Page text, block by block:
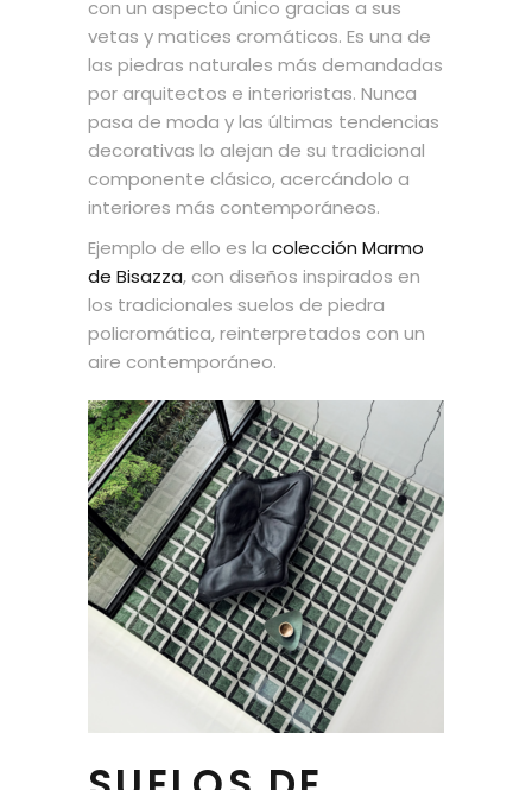
con un aspecto único gracias a sus
vetas y matices cromáticos. Es una de
las piedras naturales más demandadas
por arquitectos e interioristas. Nunca
pasa de moda y las últimas tendencias
decorativas lo alejan de su tradicional
componente clásico, acercándolo a
interiores más contemporáneos.
Ejemplo de ello es la colección Marmo
de Bisazza, con diseños inspirados en
los tradicionales suelos de piedra
policromática, reinterpretados con un
aire contemporáneo.